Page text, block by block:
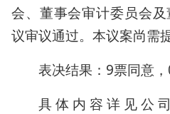
会、董事会审计委员会
议审议通过。本议案尚需
表决结果：9票同意
具体内容详见公